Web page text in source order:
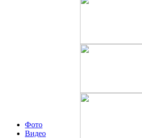
Фото
Видео